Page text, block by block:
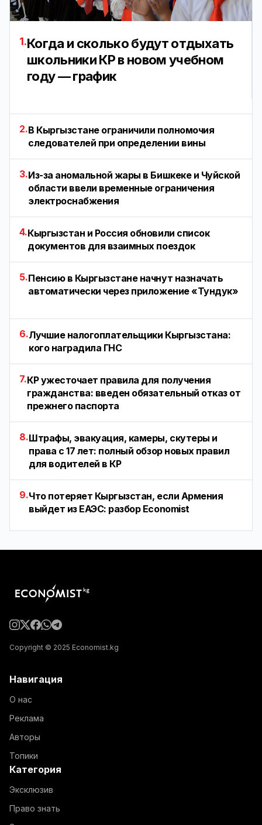
1.Когда и сколько будут отдыхать
школьники КР в новом учебном
году — график
2.В Кыргызстане ограничили полномочия
следователей при определении вины
3.Из-за аномальной жары в Бишкеке и Чуйской
области ввели временные ограничения
электроснабжения
4.Кыргызстан и Россия обновили список
документов для взаимных поездок
5.Пенсию в Кыргызстане начнут назначать
автоматически через приложение «Тундук»
6.Лучшие налогоплательщики Кыргызстана:
кого наградила ГНС
7.КР ужесточает правила для получения
гражданства: введен обязательный отказ от
прежнего паспорта
8.Штрафы, эвакуация, камеры, скутеры и
права с 17 лет: полный обзор новых правил
для водителей в КР
9.Что потеряет Кыргызстан, если Армения
выйдет из ЕАЭС: разбор Economist
Copyright © 2025 Economist.kg
Навигация
О нас
Реклама
Авторы
Топики
Категория
Эксклюзив
Право знать